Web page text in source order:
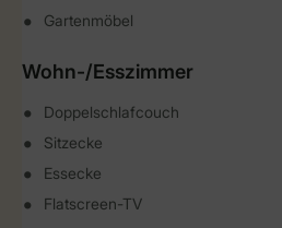
Gartenmöbel
Wohn-/Esszimmer
Doppelschlafcouch
Sitzecke
Essecke
Flatscreen-TV